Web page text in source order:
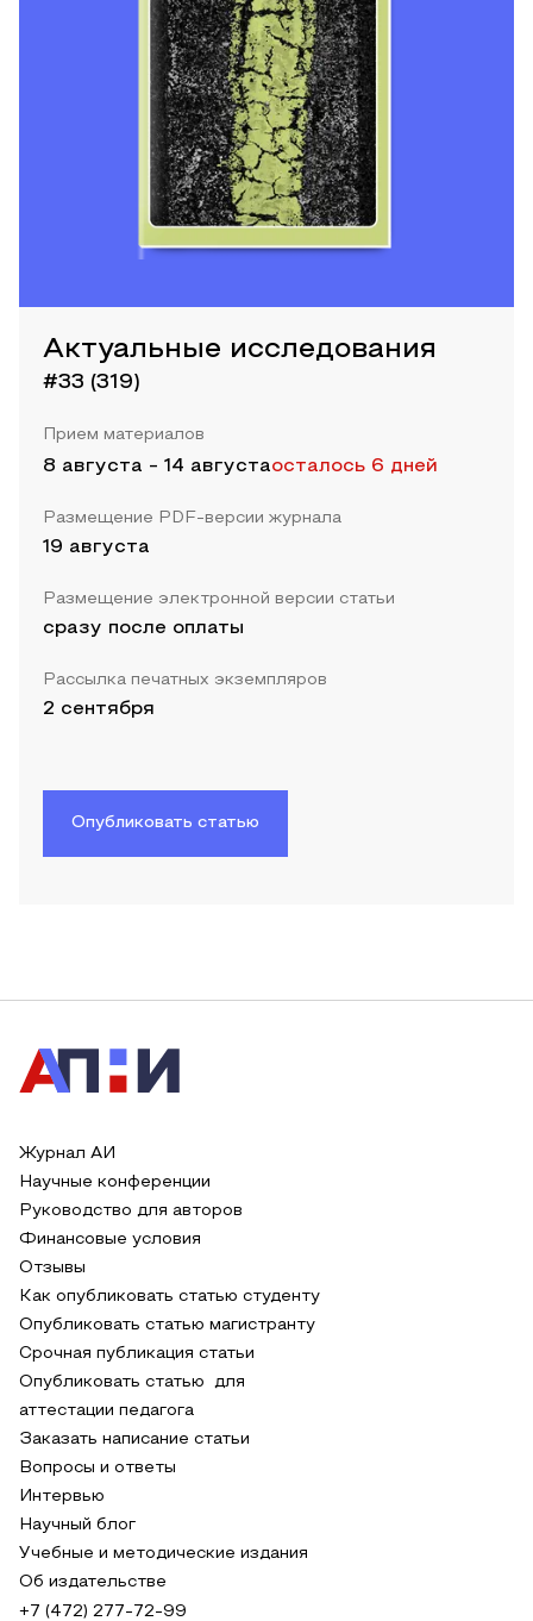
Актуальные исследования
#33 (319)
Прием материалов
8 августа - 14 августаосталось 6 дней
Размещение PDF-версии журнала
19 августа
Размещение электронной версии статьи
сразу после оплаты
Рассылка печатных экземпляров
2 сентября
Опубликовать статью
Журнал АИ
Научные конференции
Руководство для авторов
Финансовые условия
Отзывы
Как опубликовать статью студенту
Опубликовать статью магистранту
Срочная публикация статьи
Опубликовать статью для
аттестации педагога
Заказать написание статьи
Вопросы и ответы
Интервью
Научный блог
Учебные и методические издания
Об издательстве
+7 (472) 277-72-99